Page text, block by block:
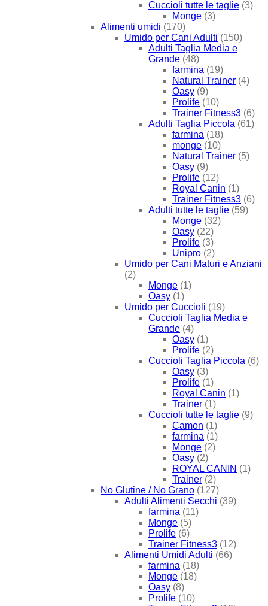
Cuccioli tutte le taglie (3)
Monge (3)
Alimenti umidi (170)
Umido per Cani Adulti (150)
Adulti Taglia Media e
Grande (48)
farmina (19)
Natural Trainer (4)
Oasy (9)
Prolife (10)
Trainer Fitness3 (6)
Adulti Taglia Piccola (61)
farmina (18)
monge (10)
Natural Trainer (5)
Oasy (9)
Prolife (12)
Royal Canin (1)
Trainer Fitness3 (6)
Adulti tutte le taglie (59)
Monge (32)
Oasy (22)
Prolife (3)
Unipro (2)
Umido per Cani Maturi e Anziani
(2)
Monge (1)
Oasy (1)
Umido per Cuccioli (19)
Cuccioli Taglia Media e
Grande (4)
Oasy (1)
Prolife (2)
Cuccioli Taglia Piccola (6)
Oasy (3)
Prolife (1)
Royal Canin (1)
Trainer (1)
Cuccioli tutte le taglie (9)
Camon (1)
farmina (1)
Monge (2)
Oasy (2)
ROYAL CANIN (1)
Trainer (2)
No Glutine / No Grano (127)
Adulti Alimenti Secchi (39)
farmina (11)
Monge (5)
Prolife (6)
Trainer Fitness3 (12)
Alimenti Umidi Adulti (66)
farmina (18)
Monge (18)
Oasy (8)
Prolife (10)